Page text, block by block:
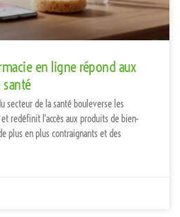
en ligne répond aux
secteur de la santé bouleverse les
redéfinit l'accès aux produits de bien-
plus en plus contraignants et des